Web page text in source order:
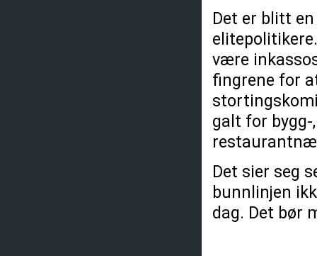
Det er blitt
være
fingrene for
galt for
Det sier seg
bunnlinjen
dag. Det bør